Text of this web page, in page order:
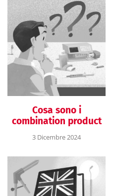
Cosa sono i
combination product
3 Dicembre 2024